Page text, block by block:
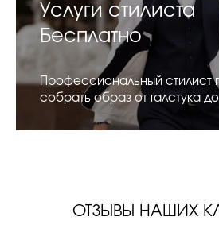
Услуги стилиста
Бесплатно
Профессиональный стилист
собрать образ от галстука
ОТЗЫВЫ НАШИХ